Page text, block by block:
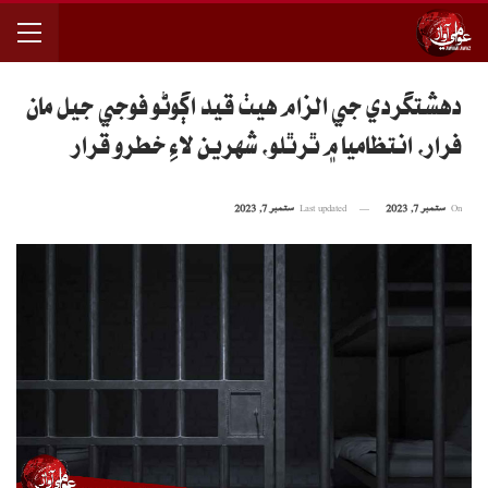
دهشتگردي جي الزام هيٺ قيد اڳوڻو فوجي جيل مان
فرار، انتظاميا ۾ ٿرٿلو، شهرين لاءِ خطرو قرار